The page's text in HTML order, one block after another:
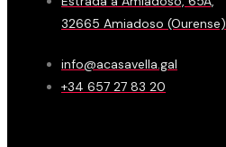
32665 Amiadoso (Ourense)
info@acasavella.gal
+34 657 27 83 20